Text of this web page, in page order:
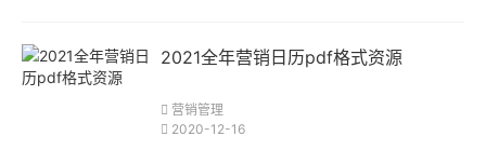
2021全年营销日历pdf格式资源
营销管理
2020-12-16